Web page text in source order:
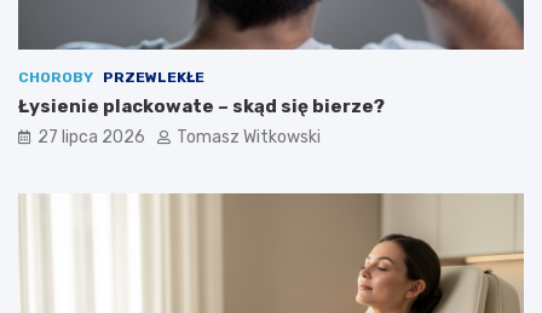
CHOROBY PRZEWLEKŁE
Łysienie plackowate – skąd się bierze?
27 lipca 2026 Tomasz Witkowski